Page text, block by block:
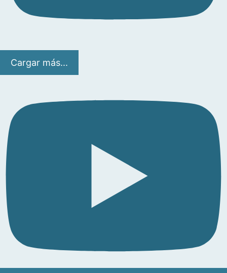
Cargar más...